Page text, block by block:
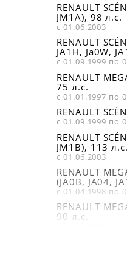
RENAULT
JM1A), 98 л.с.
с 01.06.2003
RENAULT
JA1H, Ja0W,
с 01.09.1999 по
RENAULT
75 л.с.
с 01.01.1997 по
RENAULT
с 01.09.1999 по
RENAULT
JM1B), 113 л.с.
с 01.06.2003
RENAULT
(JA0B, JA04,
с 01.04.1998 по
RENAULT
90 л.с.